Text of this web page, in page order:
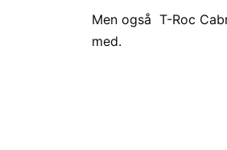
Men også T-Roc
med.